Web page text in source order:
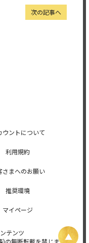
次の記事へ
ウントについて
利用規約
さまへのお願い
推奨環境
マイページ
テンツ
)の無断転載を禁じま